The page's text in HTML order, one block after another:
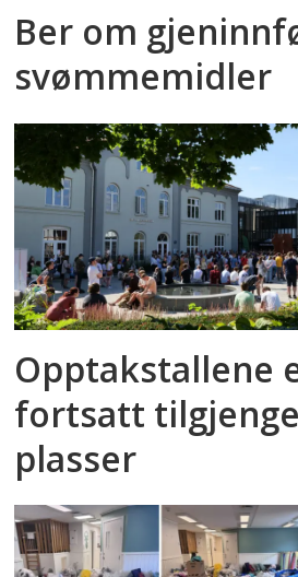
Ber om
svømmemidler
Opptakstallene
fortsatt
plasser